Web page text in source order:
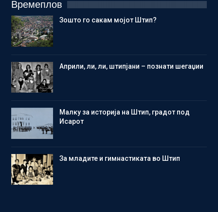
Времеплов
Зошто го сакам мојот Штип?
Aприли, ли, ли, штипјани – познати шегаџии
Малку за историја на Штип, градот под
Исарот
Зa младите и гимнастиката во Штип